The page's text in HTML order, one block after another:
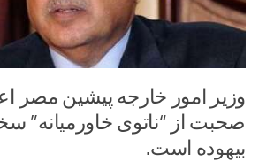
وزیر امور خارجه پیشین مصر
صحبت از “ناتوی خاورمیانه”
بیهوده است.